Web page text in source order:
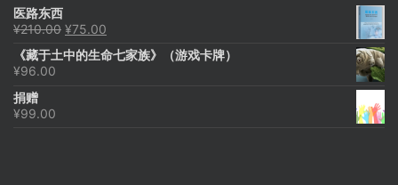
医路东西
¥210.00 原
为：
¥75.00
价
《藏于土中的生命七家族》（游戏卡牌）
¥96.00
捐赠
¥99.00